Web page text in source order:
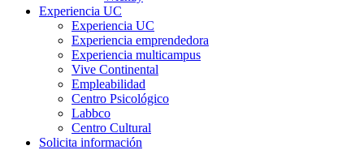
Experiencia UC
Experiencia UC
Experiencia emprendedora
Experiencia multicampus
Vive Continental
Empleabilidad
Centro Psicológico
Labbco
Centro Cultural
Solicita información